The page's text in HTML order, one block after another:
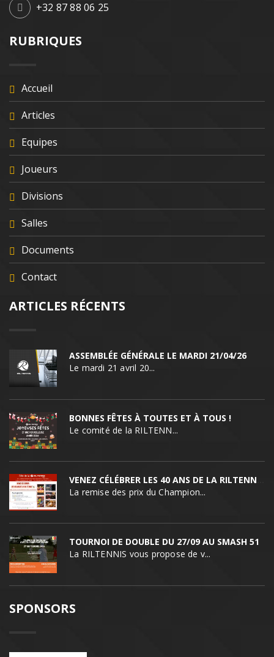
+32 87 88 06 25
RUBRIQUES
Accueil
Articles
Equipes
Joueurs
Divisions
Salles
Documents
Contact
ARTICLES RÉCENTS
ASSEMBLÉE GÉNÉRALE LE MARDI 21/04/26
Le mardi 21 avril 20...
BONNES FÊTES À TOUTES ET À TOUS !
Le comité de la RILTENN...
La remise des prix du Champion...
TOURNOI DE DOUBLE DU 27/09 AU SMASH 51
La RILTENNIS vous propose de v...
SPONSORS